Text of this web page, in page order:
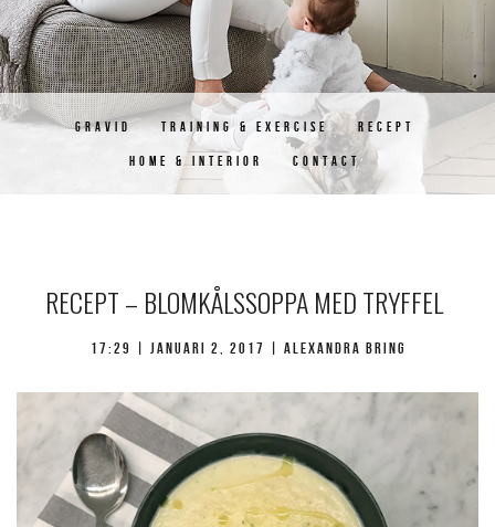
GRAVID TRAINING & EXERCISE RECEPT
HOME & INTERIOR CONTACT
RECEPT – BLOMKÅLSSOPPA MED TRYFFEL
17:29 | januari 2, 2017 | Alexandra Bring